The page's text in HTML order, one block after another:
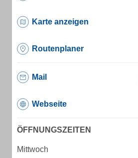
Karte anzeigen
Routenplaner
Mail
Webseite
ÖFFNUNGSZEITEN
Mittwoch